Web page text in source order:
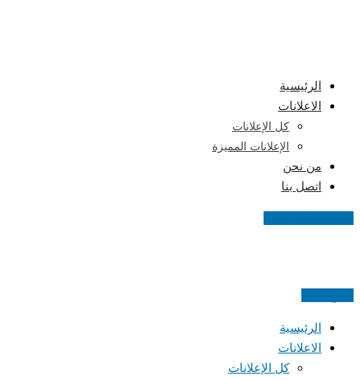
الرئيسية
الاعلانات
كل الإعلانات
الإعلانات المميزة
من نحن
اتصل بنا
الرئيسية
الاعلانات
كل الإعلانات